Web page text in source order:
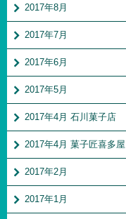
2017年8月
2017年7月
2017年6月
2017年5月
2017年4月 石川菓子店
2017年4月 菓子匠喜多屋
2017年2月
2017年1月